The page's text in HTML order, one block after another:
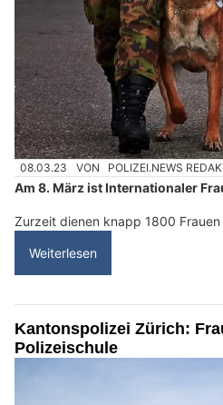
08.03.23 VON POLIZEI.NEWS
Am 8. März ist Internationaler
Zurzeit dienen knapp 1800
Weiterlesen
Kantonspolizei Zürich:
Polizeischule